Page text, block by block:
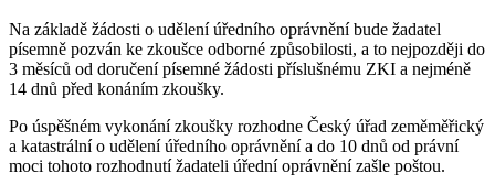
Na základě žádosti o udělení úředního oprávnění bude žadatel
písemně pozván ke zkoušce odborné způsobilosti, a to nejpozději do
3 měsíců od doručení písemné žádosti příslušnému ZKI a nejméně
14 dnů před konáním zkoušky.
Po úspěšném vykonání zkoušky rozhodne Český úřad zeměměřický
a katastrální o udělení úředního oprávnění a do 10 dnů od právní
moci tohoto rozhodnutí žadateli úřední oprávnění zašle poštou.